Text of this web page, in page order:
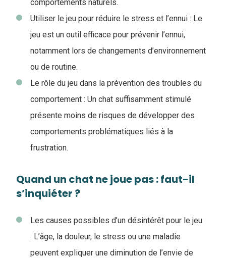
comportements naturels.
Utiliser le jeu pour réduire le stress et l’ennui : Le
jeu est un outil efficace pour prévenir l’ennui,
notamment lors de changements d’environnement
ou de routine.
Le rôle du jeu dans la prévention des troubles du
comportement : Un chat suffisamment stimulé
présente moins de risques de développer des
comportements problématiques liés à la
frustration.
Quand un chat ne joue pas : faut-il
s’inquiéter ?
Les causes possibles d’un désintérêt pour le jeu
: L’âge, la douleur, le stress ou une maladie
peuvent expliquer une diminution de l’envie de